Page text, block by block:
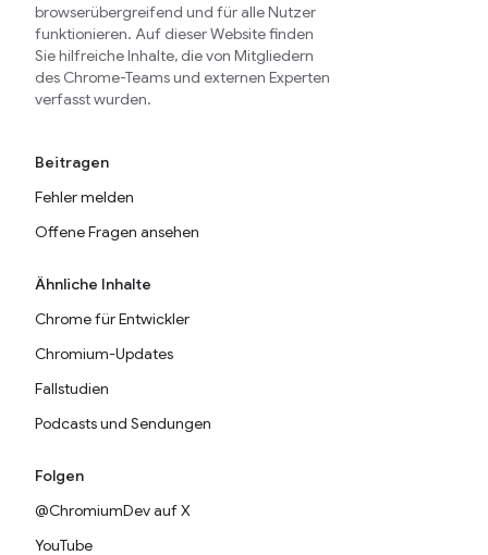
browserübergreifend und für alle Nutzer
funktionieren. Auf dieser Website finden
Sie hilfreiche Inhalte, die von Mitgliedern
des Chrome-Teams und externen Experten
verfasst wurden.
Beitragen
Fehler melden
Offene Fragen ansehen
Ähnliche Inhalte
Chrome für Entwickler
Chromium-Updates
Fallstudien
Podcasts und Sendungen
Folgen
@ChromiumDev auf X
YouTube